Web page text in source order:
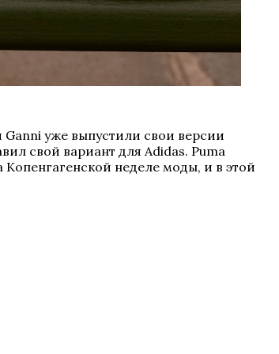
уже выпустили свои версии
свой вариант для Adidas. Puma
Копенгагенской неделе моды, и в этой